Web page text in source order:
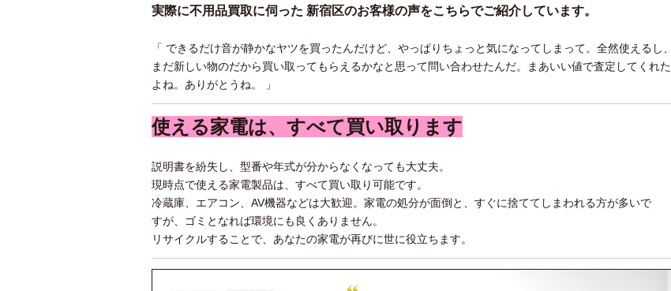
実際に不用品買取に伺った 新宿区のお客様の声をこちらでご紹介しています。
「 できるだけ音が静かなヤツを買ったんだけど、やっぱりちょっと気になってしまって。全然使えるし、
まだ新しい物のだから買い取ってもらえるかなと思って問い合わせたんだ。まあいい値で査定してくれた
よね。ありがとうね。 」
使える家電は、すべて買い取ります
説明書を紛失し、型番や年式が分からなくなっても大丈夫。
現時点で使える家電製品は、すべて買い取り可能です。
冷蔵庫、エアコン、AV機器などは大歓迎。家電の処分が面倒と、すぐに捨ててしまわれる方が多いで
すが、ゴミとなれば環境にも良くありません。
リサイクルすることで、あなたの家電が再びに世に役立ちます。